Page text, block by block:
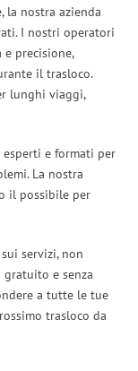
la nostra azienda
I nostri operatori
precisione,
il trasloco.
lunghi viaggi,
e formati per
La nostra
il possibile per
servizi, non
e senza
a tutte le tue
trasloco da